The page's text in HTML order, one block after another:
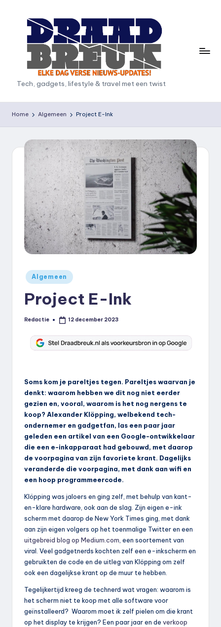
D
r
a
d
Tech, gadgets, lifestyle & travel met een twist
Home Algemeen Project E-Ink
Geplaatst
in
Algemeen
Project E-Ink
Geplaatst
Redactie 12 december 2023
Soms kom je pareltjes tegen. Pareltjes waarvan je
denkt: waarom hebben we dit nog niet eerder
gezien en, vooral, waarom is het nog nergens te
koop? Alexander Klöpping, welbekend tech-
ondernemer en gadgetfan, las een paar jaar
geleden een artikel van een Google-ontwikkelaar
die een e-inkapparaat had gebouwd, met daarop
de voorpagina van zijn favoriete krant. Dagelijks
veranderde die voorpagina, met dank aan wifi en
een hoop programmeercode.
Klöpping was jaloers en ging zelf, met behulp van kant-
en-klare hardware, ook aan de slag. Zijn eigen e-ink
scherm met daarop de New York Times ging, met dank
aan zijn eigen volgers op het toenmalige Twitter en een
uitgebreid blog op Medium.com , een soortement van
viral. Veel gadgetnerds kochten zelf een e-inkscherm en
gebruikten de code en de uitleg van Klöpping om zelf
ook een dagelijkse krant op de muur te hebben.
Tegelijkertijd kreeg de technerd wat vragen: waarom is
het scherm niet te koop met alle software voor
geïnstalleerd? Waarom moet ik zelf pielen om die krant
op het display te krijgen? Een paar jaar en de verkoop